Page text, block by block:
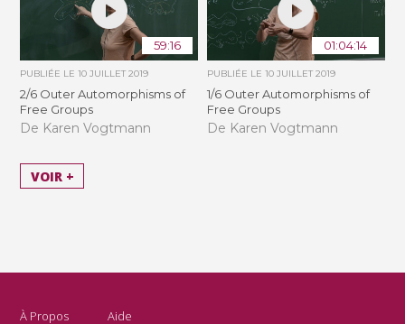
59:16
PUBLIÉE LE10 JUILLET 2019
2/6 Outer Automorphisms of
Free Groups
De Karen Vogtmann
01:04:14
PUBLIÉE LE 10 JUILLET 2019
1/6 Outer Automorphisms of
Free Groups
De Karen Vogtmann
VOIR +
À Propos Aide